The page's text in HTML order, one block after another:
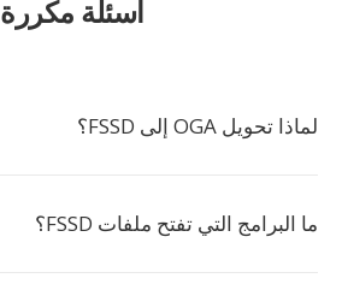
أسئلة مكررة
لماذا تحويل OGA إلى FSSD؟
ما البرامج التي تفتح ملفات FSSD؟